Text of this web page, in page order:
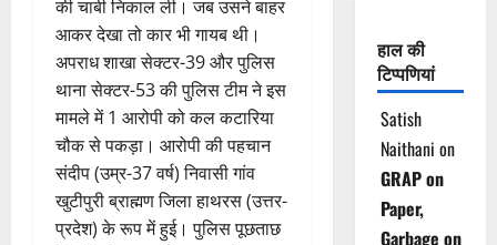
की चाबी निकाल ली। जब उसने बाहर
आकर देखा तो कार भी गायब थी।
अपराध शाखा सेक्टर-39 और पुलिस
थाना सेक्टर-53 की पुलिस टीम ने इस
मामले में 1 आरोपी को कल कटारिया
चौक से पकड़ा। आरोपी की पहचान
संदीप (उम्र-37 वर्ष) निवासी गांव
खुटीपुरी ब्राह्मण जिला हाथरस (उत्तर-
प्रदेश) के रूप में हुई। पुलिस पूछताछ
हाल की
टिप्पणियां
Satish
Naithani on
GRAP on
Paper,
Garbage on